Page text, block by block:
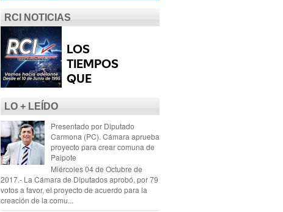
RCI NOTICIAS
LO + LEÍDO
Presentado por Diputado
Carmona (PC). Cámara aprueba
proyecto para crear comuna de
Paipote
Miércoles 04 de Octubre de
2017.- La Cámara de Diputados aprobó, por 79
votos a favor, el proyecto de acuerdo para la
creación de la comu...